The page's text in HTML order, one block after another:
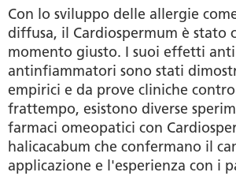
Con lo sviluppo delle allergie
diffusa, il Cardiospermum è stato
momento giusto. I suoi effetti
antinfiammatori sono stati
empirici e da prove cliniche
frattempo, esistono diverse
farmaci omeopatici con
halicacabum che confermano il
applicazione e l'esperienza con i